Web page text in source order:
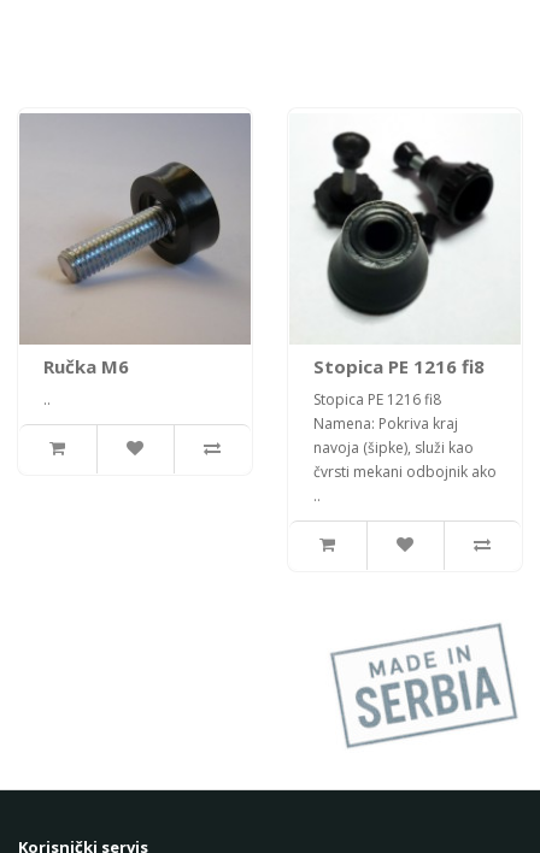
Ručka M6
..
Stopica PE 1216 fi8
Stopica PE 1216 fi8
Namena: Pokriva kraj
navoja (šipke), služi kao
čvrsti mekani odbojnik ako
..
Korisnički servis